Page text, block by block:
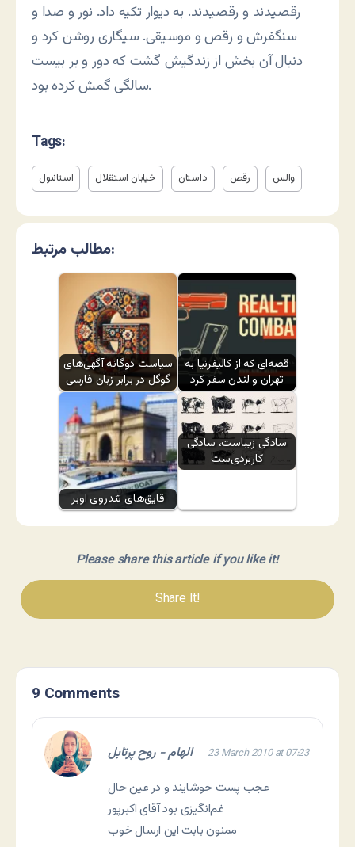
رقصیدند و رقصیدند. به دیوار تکیه داد. نور و صدا و
سنگفرش و رقص و موسیقی. سیگاری روشن کرد و
دنبال آن بخش از زندگیش گشت که دور و بر بیست
سالگی گمش کرده بود.
Tags:
استانبول خیابان استقلال داستان رقص والس
مطالب مرتبط:
سیاست دوگانه آگهی‌های
گوگل در برابر زبان فارسی
قصه‌ای که از کالیفرنیا به
تهران و لندن سفر کرد
قایق‌های تندروی اوبر
سادگی زیباست، سادگی
کاربردی‌ست
Please share this article if you like it!
Share It!
9 Comments
الهام - روح پرتابل 23 March 2010 at 07:23
عجب پست خوشایند و در عین حال
غم‌انگیزی بود آقای اکبرپور
ممنون بابت این ارسال خوب